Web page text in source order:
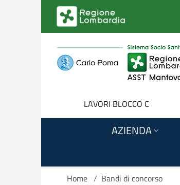
Salta al contenuto principale
LAVORI BLOCCO C
AZIENDA
Home / Bandi di concorso